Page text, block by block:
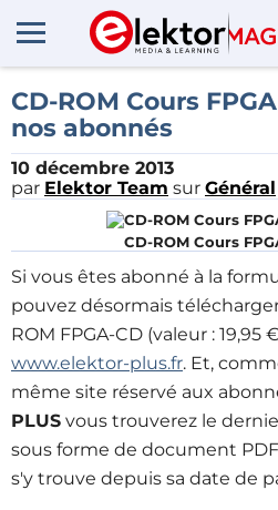
CD-ROM Cours
nos abonnés
10 décembre 2013
par Elektor Team sur Général
CD-ROM Cours
Si vous êtes abonné à la
pouvez désormais
ROM FPGA-CD (valeur : 19,95
www.elektor-plus.fr. Et,
même site réservé aux
PLUS vous trouverez le
sous forme de document
s'y trouve depuis sa date de